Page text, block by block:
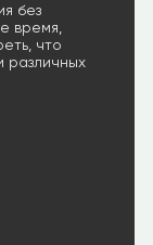
без
время,
что
различных